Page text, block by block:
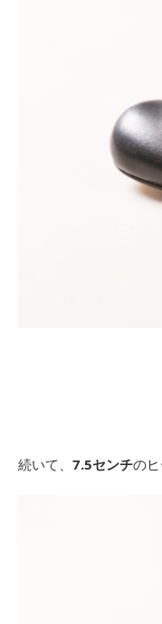
続いて、 7.5センチの